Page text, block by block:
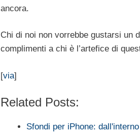
ancora.
Chi di noi non vorrebbe gustarsi un
complimenti a chi è l’artefice di
[via]
Related Posts:
Sfondi per iPhone: